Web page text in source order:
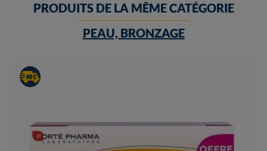
PRODUITS DE LA MÊME CATÉGORIE
PEAU, BRONZAGE